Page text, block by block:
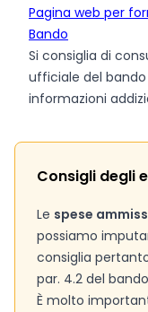
Pagina web per
Bando
Si consiglia di
ufficiale del
informazioni
Consigli degli
Le spese
possiamo
consiglia
par. 4.2 del
È molto